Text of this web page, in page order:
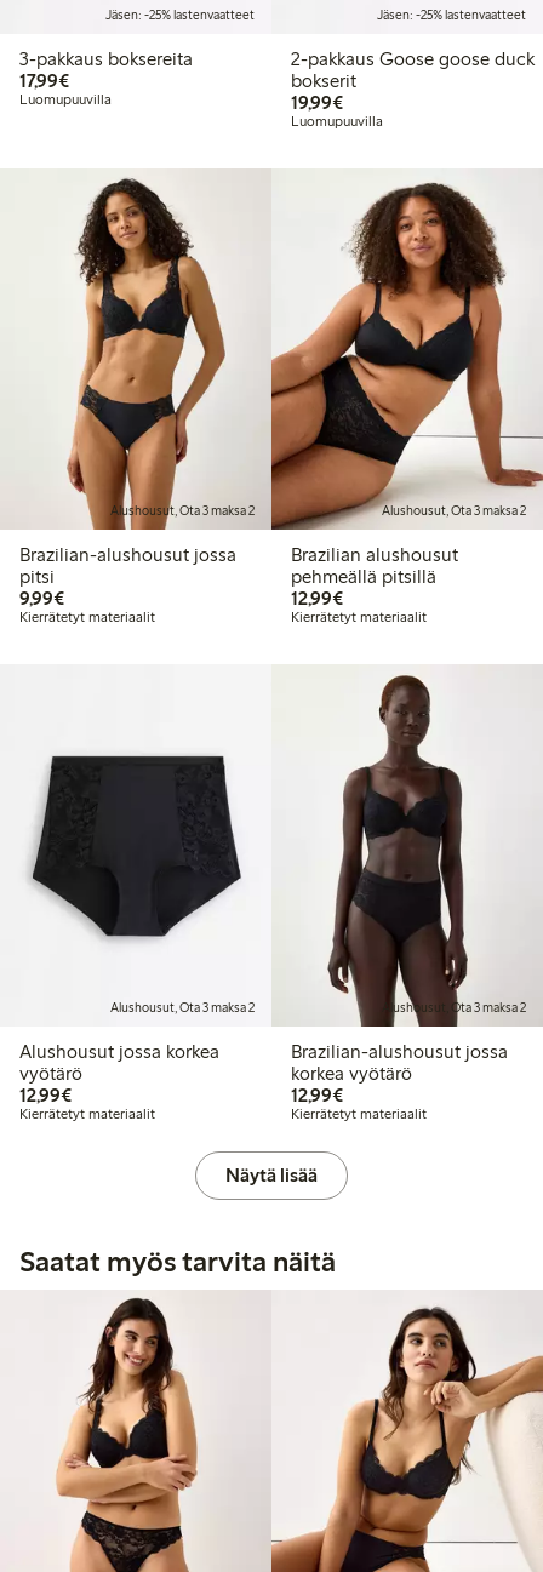
Jäsen: -25% lastenvaatteet
3-pakkaus boksereita
17,99€17,99 €
Luomupuuvilla
Jäsen: -25% lastenvaatteet
2-pakkaus Goose goose duck
bokserit
19,99€19,99 €
Luomupuuvilla
Alushousut, Ota 3 maksa 2
Brazilian-alushousut jossa
pitsi
9,99€9,99 €
Kierrätetyt materiaalit
Alushousut, Ota 3 maksa 2
Brazilian alushousut
pehmeällä pitsillä
12,99€12,99 €
Kierrätetyt materiaalit
Alushousut, Ota 3 maksa 2
Alushousut jossa korkea
vyötärö
12,99€12,99 €
Kierrätetyt materiaalit
Alushousut, Ota 3 maksa 2
Brazilian-alushousut jossa
korkea vyötärö
12,99€12,99 €
Kierrätetyt materiaalit
Näytä lisää
Saatat myös tarvita näitä